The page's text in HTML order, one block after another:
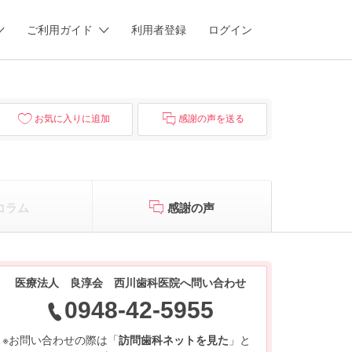
ご利用ガイド 利用者登録 ログイン
お気に入りに追加 感謝の声を送る
ラム 感謝の声
医療法人 良淳会 西川歯科医院へ問い合わせ
0948-42-5955
※お問い合わせの際は「訪問歯科ネットを見た 」と